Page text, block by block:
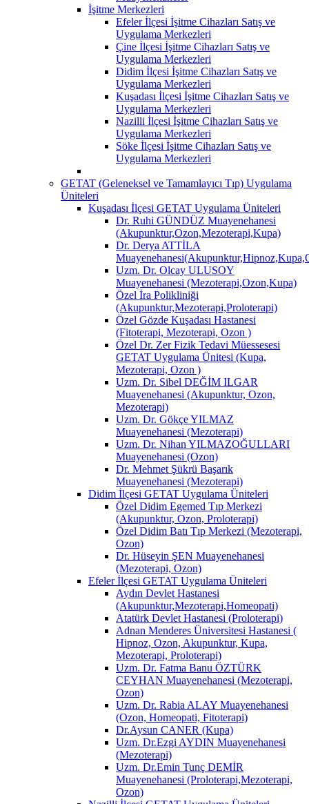
İşitme Merkezleri
Efeler İlçesi İşitme Cihazları Satış ve
Uygulama Merkezleri
Çine İlçesi İşitme Cihazları Satış ve
Uygulama Merkezleri
Didim İlçesi İşitme Cihazları Satış ve
Uygulama Merkezleri
Kuşadası İlçesi İşitme Cihazları Satış ve
Uygulama Merkezleri
Nazilli İlçesi İşitme Cihazları Satış ve
Uygulama Merkezleri
Söke İlçesi İşitme Cihazları Satış ve
Uygulama Merkezleri
GETAT (Geleneksel ve Tamamlayıcı Tıp) Uygulama
Üniteleri
Kuşadası İlçesi GETAT Uygulama Üniteleri
Dr. Ruhi GÜNDÜZ Muayenehanesi
(Akupunktur,Ozon,Mezoterapi,Kupa)
Dr. Derya ATTİLA
Uzm. Dr. Olcay ULUSOY
Muayenehanesi (Mezoterapi,Ozon,Kupa)
Özel İra Polikliniği
(Akupunktur,Mezoterapi,Proloterapi)
Özel Gözde Kuşadası Hastanesi
(Fitoterapi, Mezoterapi, Ozon )
Özel Dr. Zer Fizik Tedavi Müessesesi
GETAT Uygulama Ünitesi (Kupa,
Mezoterapi, Ozon )
Uzm. Dr. Sibel DEĞİM ILGAR
Muayenehanesi (Akupunktur, Ozon,
Mezoterapi)
Uzm. Dr. Gökçe YILMAZ
Muayenehanesi (Mezoterapi)
Uzm. Dr. Nihan YILMAZOĞULLARI
Muayenehanesi (Ozon)
Dr. Mehmet Şükrü Başarık
Muayenehanesi (Mezoterapi)
Didim İlçesi GETAT Uygulama Üniteleri
Özel Didim Egemed Tıp Merkezi
(Akupunktur, Ozon, Proloterapi)
Özel Didim Batı Tıp Merkezi (Mezoterapi,
Ozon)
Dr. Hüseyin ŞEN Muayenehanesi
(Mezoterapi, Ozon)
Efeler İlçesi GETAT Uygulama Üniteleri
Aydın Devlet Hastanesi
(Akupunktur,Mezoterapi,Homeopati)
Atatürk Devlet Hastanesi (Proloterapi)
Adnan Menderes Üniversitesi Hastanesi (
Hipnoz, Ozon, Akupunktur, Kupa,
Mezoterapi, Proloterapi)
Uzm. Dr. Fatma Banu ÖZTÜRK
CEYHAN Muayenehanesi (Mezoterapi,
Ozon)
Uzm. Dr. Rabia ALAY Muayenehanesi
(Ozon, Homeopati, Fitoterapi)
Dr.Aysun CANER (Kupa)
Uzm. Dr.Ezgi AYDIN Muayenehanesi
(Mezoterapi)
Uzm. Dr.Emin Tunç DEMİR
Muayenehanesi (Proloterapi,Mezoterapi,
Ozon)